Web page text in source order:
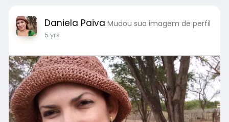
Daniela Paiva Mudou sua imagem de perfil
5 yrs